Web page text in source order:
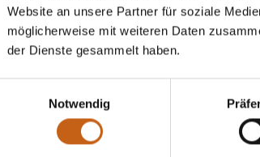
Website an unsere Partner für soziale
möglicherweise mit weiteren Daten
der Dienste gesammelt haben.
Notwendig